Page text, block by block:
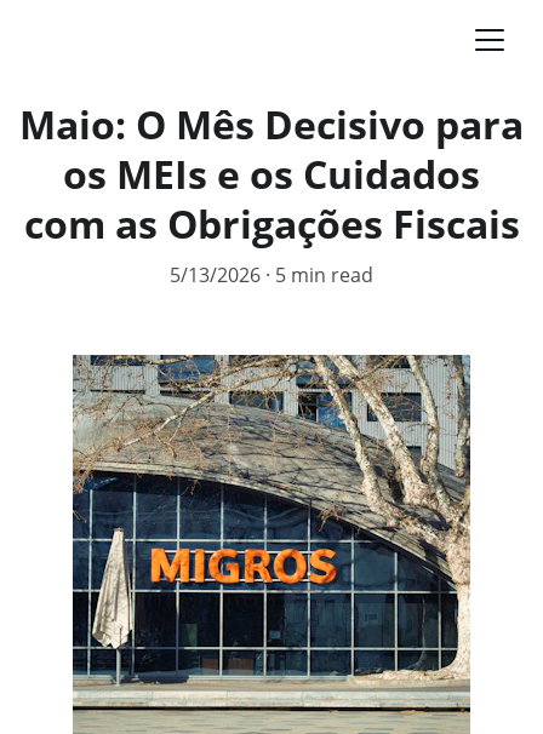
Maio: O Mês Decisivo para
os MEIs e os Cuidados
com as Obrigações Fiscais
5/13/2026 5 min read